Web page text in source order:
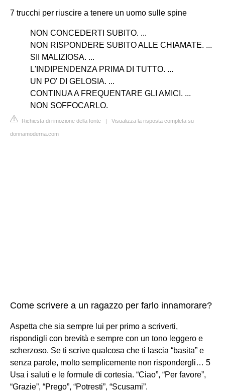
7 trucchi per riuscire a tenere un uomo sulle spine
NON CONCEDERTI SUBITO. ...
NON RISPONDERE SUBITO ALLE CHIAMATE. ...
SII MALIZIOSA. ...
L'INDIPENDENZA PRIMA DI TUTTO. ...
UN PO' DI GELOSIA. ...
CONTINUA A FREQUENTARE GLI AMICI. ...
NON SOFFOCARLO.
Richiesta di rimozione della fonte | Visualizza la risposta completa su
donnamoderna.com
Come scrivere a un ragazzo per farlo innamorare?
Aspetta che sia sempre lui per primo a scriverti,
rispondigli con brevità e sempre con un tono leggero e
scherzoso. Se ti scrive qualcosa che ti lascia “basita” e
senza parole, molto semplicemente non rispondergli… 5
Usa i saluti e le formule di cortesia. “Ciao”, “Per favore”,
“Grazie”, “Prego”, “Potresti”, “Scusami”.